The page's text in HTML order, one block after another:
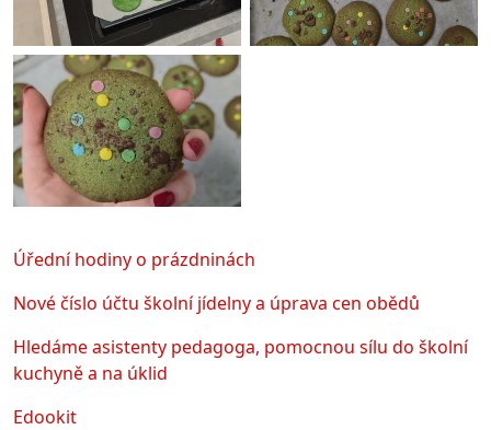
Úřední hodiny o prázdninách
Nové číslo účtu školní jídelny a úprava cen obědů
Hledáme asistenty pedagoga, pomocnou sílu do školní
kuchyně a na úklid
Edookit